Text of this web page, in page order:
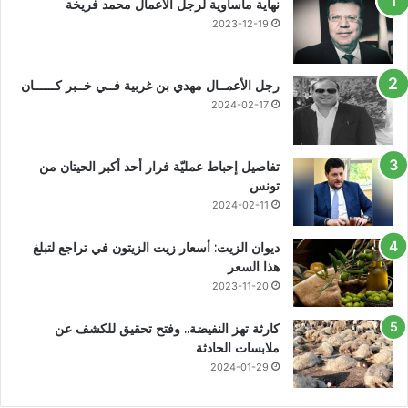
نهاية مأساوية لرجل الأعمال محمد فريخة
2023-12-19
رجل الأعمــال مهدي بن غربية فــي خــبر كــــــان
2024-02-17
تفاصيل إحباط عمليّة فرار أحد أكبر الحيتان من
تونس
2024-02-11
ديوان الزيت: أسعار زيت الزيتون في تراجع لتبلغ
هذا السعر
2023-11-20
كارثة تهز النفيضة.. وفتح تحقيق للكشف عن
ملابسات الحادثة
2024-01-29